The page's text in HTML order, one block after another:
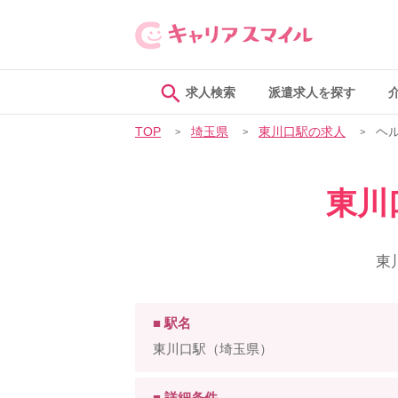
求人検索 派遣求人を探す
TOP 埼玉県 東川口駅の求人 ヘ
東川
東
■ 駅名
東川口駅（埼玉県）